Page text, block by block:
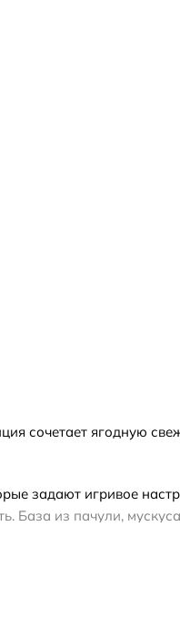
сочетает ягодную
задают игривое
База из пачули,